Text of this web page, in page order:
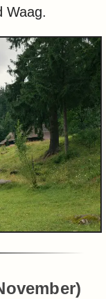
Waag.